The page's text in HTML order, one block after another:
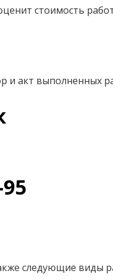
стоимость
и акт выполненных
следующие виды